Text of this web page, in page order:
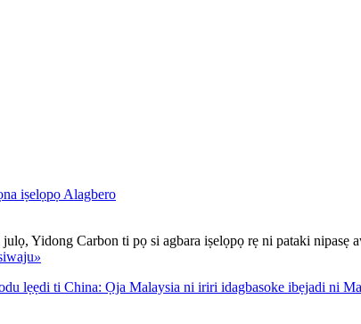
iṣelọpọ Alagbero
Yidong Carbon ti pọ si agbara iṣelọpọ rẹ ni pataki nipasẹ
»
lẹẹdi ti China: Ọja Malaysia ni iriri idagbasoke ibẹjadi ni